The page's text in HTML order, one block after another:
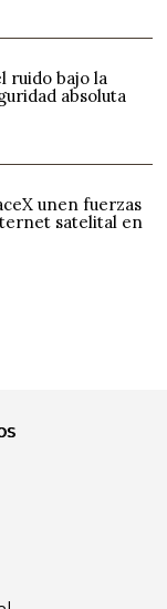
ruido bajo la
absoluta
unen fuerzas
satelital en